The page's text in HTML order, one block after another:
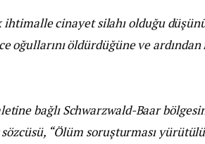
cinayet silahı olduğu
oğullarını öldürdüğüne ve
bağlı Schwarzwald-Baar
“Ölüm soruşturması